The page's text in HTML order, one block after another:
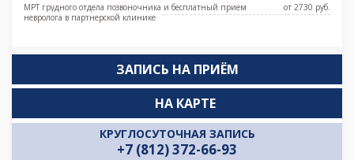
МРТ грудного отдела позвоночника и бесплатный прием
невролога в партнерской клинике
от 2730 pуб.
ЗАПИСЬ НА ПРИЁМ
КРУГЛОСУТОЧНАЯ ЗАПИСЬ
+7 (812) 372-66-93
НА КАРТЕ